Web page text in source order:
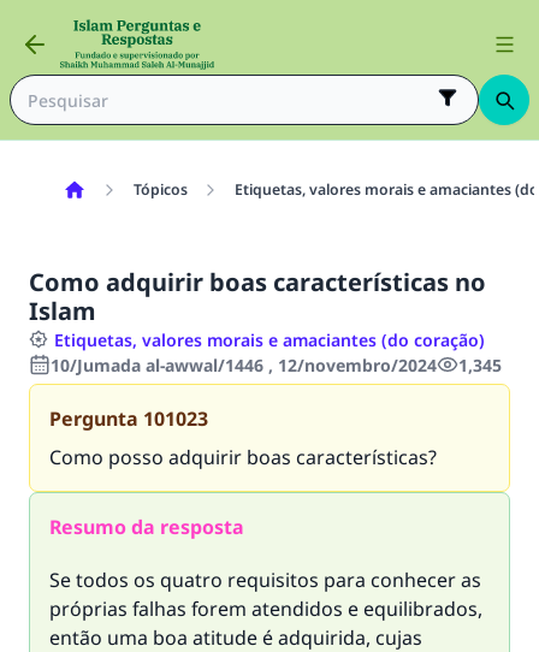
Tópicos Etiquetas, valores morais e amaciantes
Como adquirir boas características no
Islam
Etiquetas, valores morais e amaciantes (do coração)
10/Jumada al-awwal/1446 , 12/novembro/2024
1,345
Pergunta 101023
Como posso adquirir boas características?
Resumo da resposta
Se todos os quatro requisitos para conhecer as
próprias falhas forem atendidos e equilibrados,
então uma boa atitude é adquirida, cujas